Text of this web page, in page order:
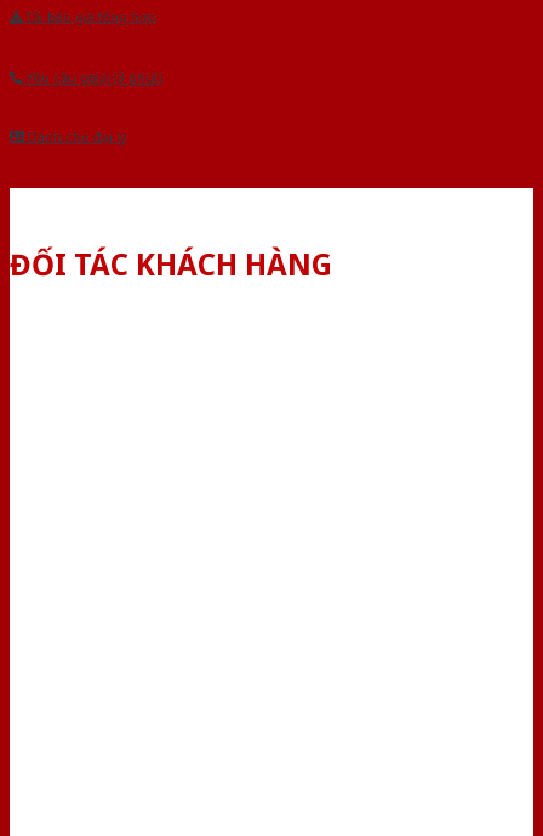
Tải báo giá tổng hợp
Yêu cầu gọi lại (3 phút)
Dành cho đại lý
ĐỐI TÁC KHÁCH HÀNG